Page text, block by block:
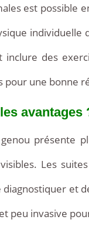
est possible
individuelle
inclure des
pour une bonne
avantages
présente
Les
et
peu invasive